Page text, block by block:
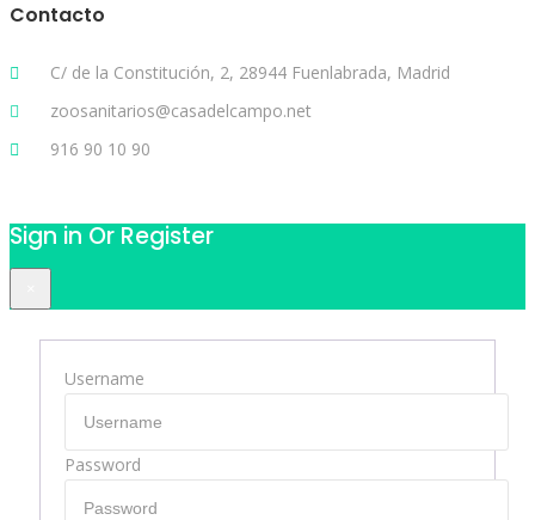
Contacto
C/ de la Constitución, 2, 28944 Fuenlabrada, Madrid
zoosanitarios@casadelcampo.net
916 90 10 90
Sign in Or Register
Username
Password